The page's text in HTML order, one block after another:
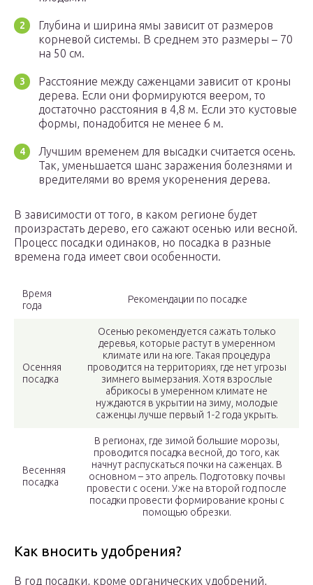
Глубина и ширина ямы зависит от размеров
корневой системы. В среднем это размеры – 70
на 50 см.
Расстояние между саженцами зависит от кроны
дерева. Если они формируются веером, то
достаточно расстояния в 4,8 м. Если это кустовые
формы, понадобится не менее 6 м.
Лучшим временем для высадки считается осень.
Так, уменьшается шанс заражения болезнями и
вредителями во время укоренения дерева.
В зависимости от того, в каком регионе будет
произрастать дерево, его сажают осенью или весной.
Процесс посадки одинаков, но посадка в разные
времена года имеет свои особенности.
Время
года
Рекомендации по посадке
Осенняя
посадка
Осенью рекомендуется сажать только
деревья, которые растут в умеренном
климате или на юге. Такая процедура
проводится на территориях, где нет угрозы
зимнего вымерзания. Хотя взрослые
абрикосы в умеренном климате не
нуждаются в укрытии на зиму, молодые
саженцы лучше первый 1-2 года укрыть.
Весенняя
посадка
В регионах, где зимой большие морозы,
проводится посадка весной, до того, как
начнут распускаться почки на саженцах. В
основном – это апрель. Подготовку почвы
провести с осени. Уже на второй год после
посадки провести формирование кроны с
помощью обрезки.
Как вносить удобрения?
В год посадки, кроме органических удобрений,